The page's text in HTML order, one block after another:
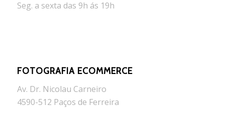
Seg. a sexta das 9h ás 19h
FOTOGRAFIA ECOMMERCE
Av. Dr. Nicolau Carneiro
4590-512 Paços de Ferreira